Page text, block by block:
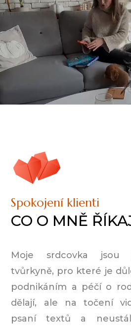
Spokojení klienti
CO O MNĚ
Moje srdcovka jsou
tvůrkyně, pro které je
podnikáním a péčí o
dělají, ale na točení
psaní textů a